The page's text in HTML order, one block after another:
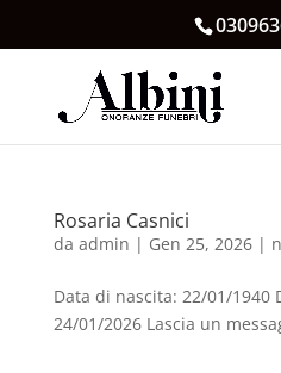
Rosaria Casnici
da admin | Gen 25, 2026|
Data di nascita: 22/01/1940
24/01/2026 Lascia un